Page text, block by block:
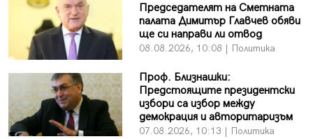
Председателят на Сметната
палата Димитър Главчев обяви
ще си направи ли отвод
08.08.2026, 10:08 | Политика
Проф. Близнашки:
Предстоящите президентски
избори са избор между
демокрация и авторитаризъм
07.08.2026, 10:13 | Политика